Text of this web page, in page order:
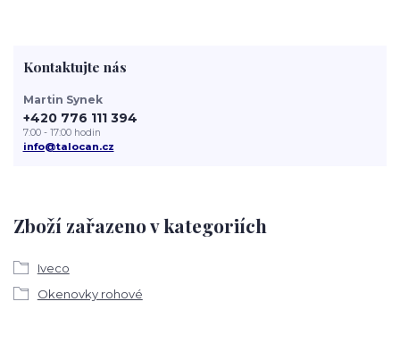
Zboží zařazeno v kategoriích
Iveco
Okenovky rohové
Kontaktujte nás
Martin Synek
+420 776 111 394
7:00 - 17:00 hodin
info@talocan.cz